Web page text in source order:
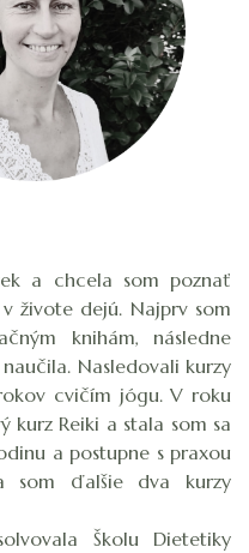
a chcela som poznať
živote dejú. Najprv som
knihám, následne
Nasledovali kurzy
cvičím jógu. V roku
kurz Reiki a stala som sa
a postupne s praxou
som ďalšie dva kurzy
Školu Dietetiky